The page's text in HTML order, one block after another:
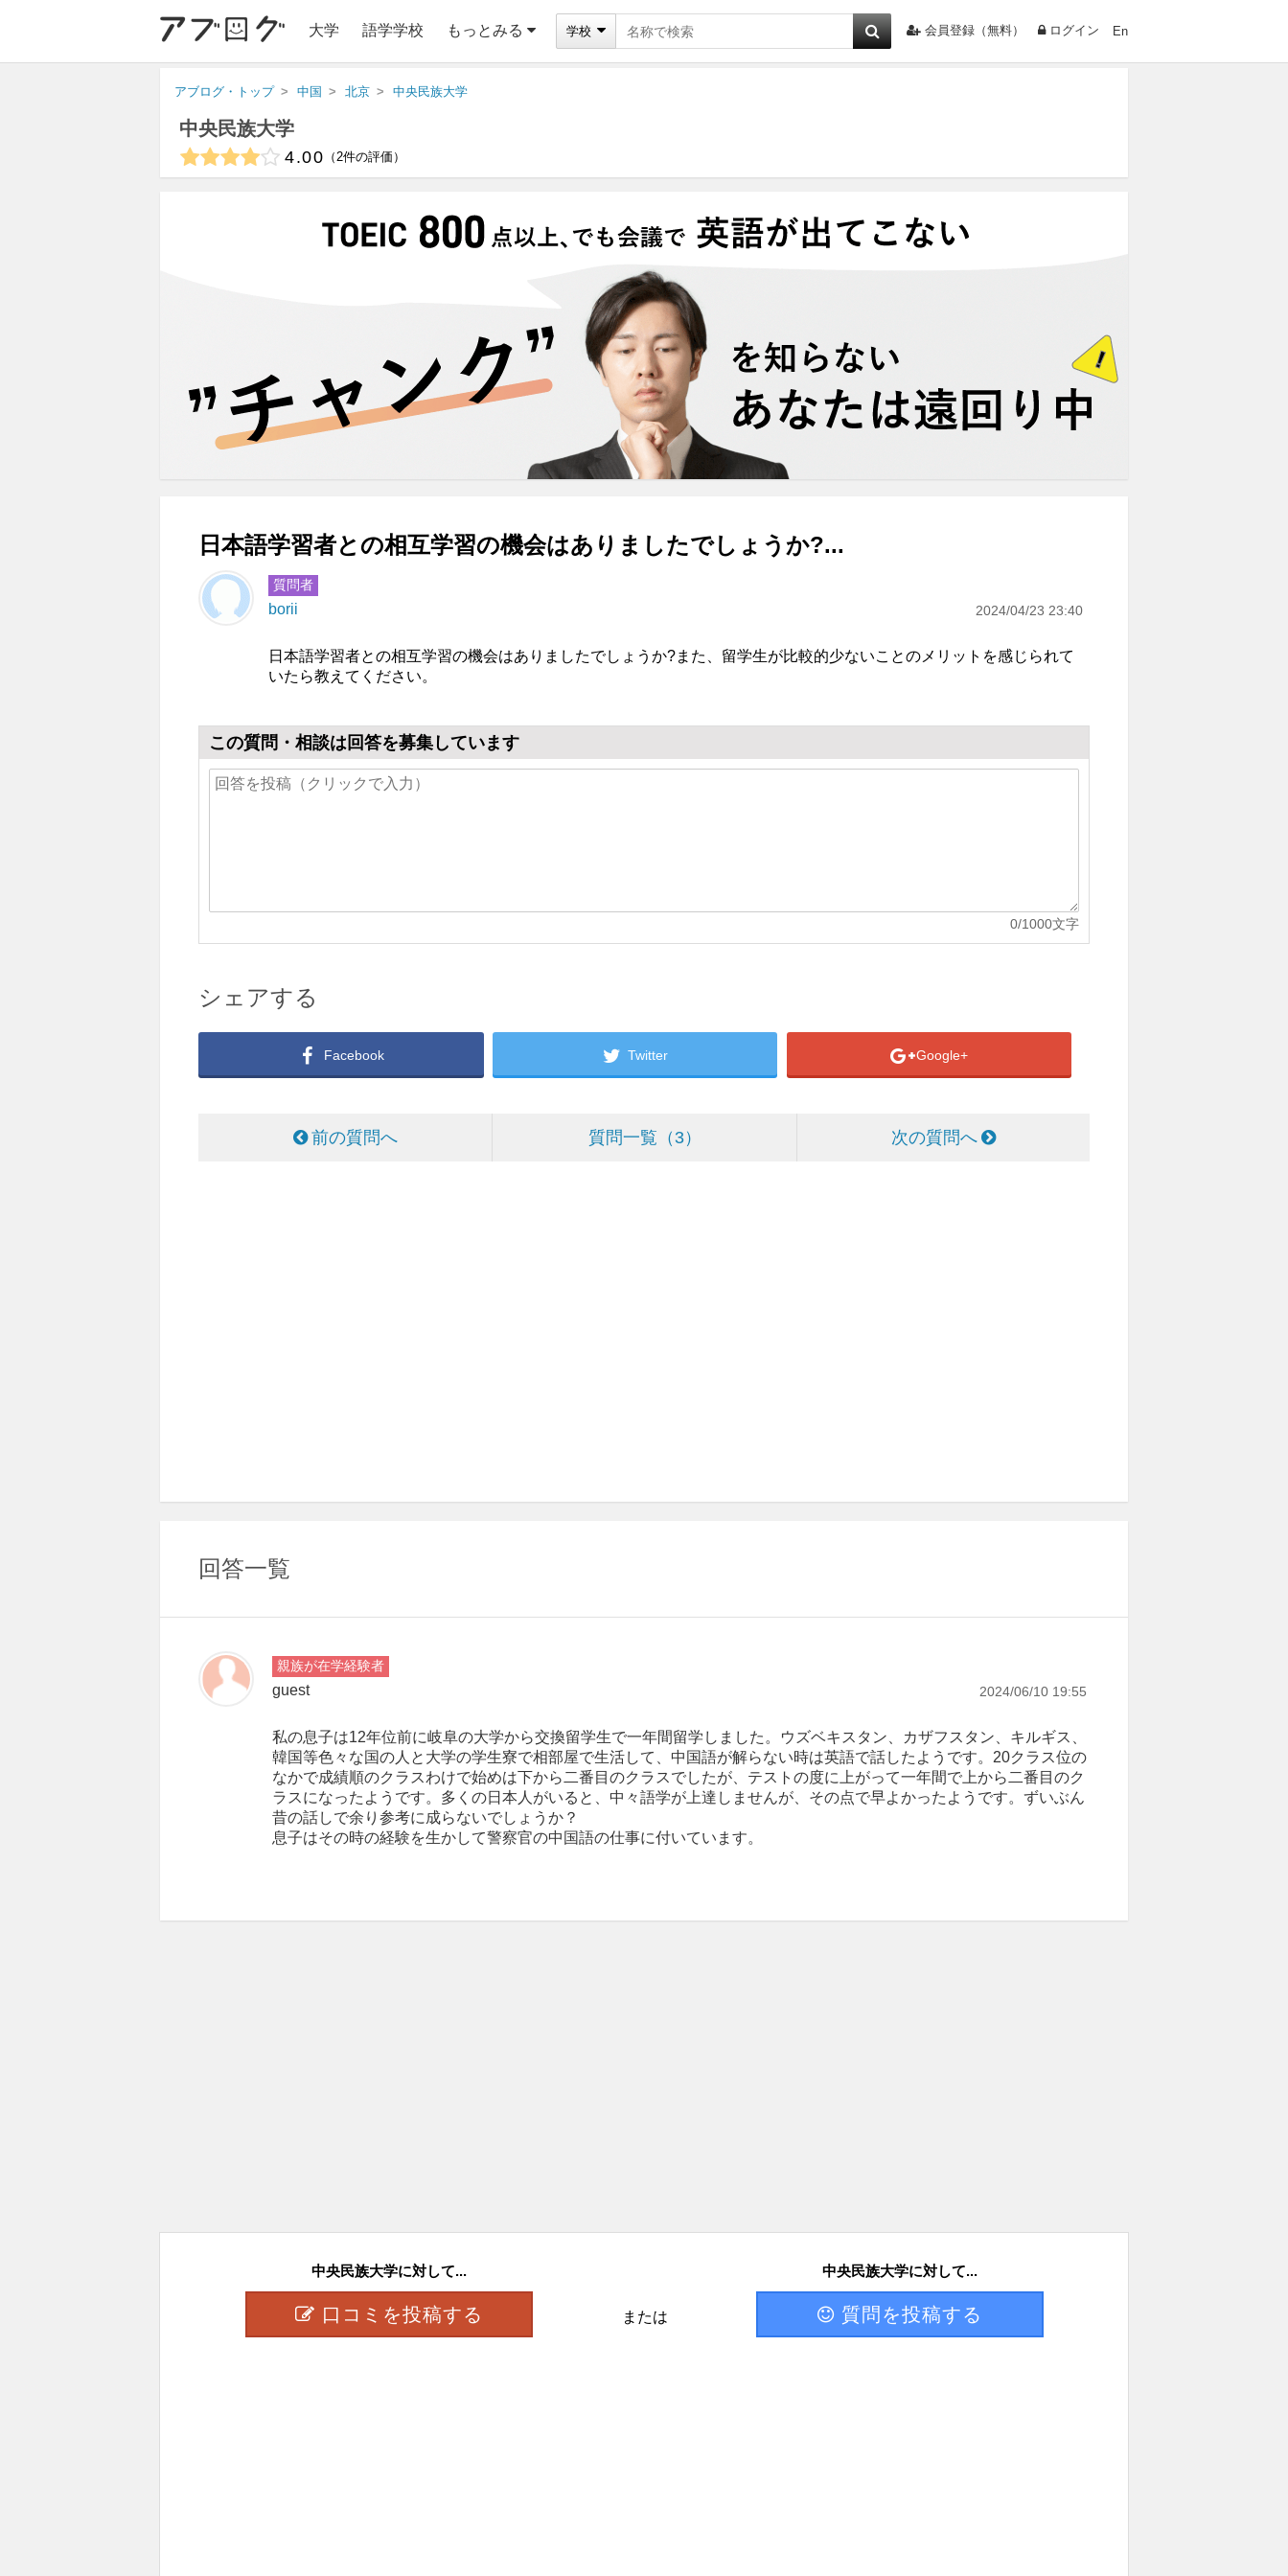
大学 語学学校 もっとみる 学校 会員登録（無料） ログイン En
アブログ・トップ 中国 北京 中央民族大学
中央民族大学
4.00 2件の評価
日本語学習者との相互学習の機会はありましたでしょうか?...
質問者
borii 2024/04/23 23:40
日本語学習者との相互学習の機会はありましたでしょうか?また、留学生が比較的少ないことのメリットを感じられて
いたら教えてください。
この質問・相談は回答を募集しています
0/1000文字
シェアする
Facebook Twitter Google+
前の質問へ 質問一覧 3 次の質問へ
回答一覧
親族が在学経験者
guest 2024/06/10 19:55
私の息子は12年位前に岐阜の大学から交換留学生で一年間留学しました。ウズベキスタン、カザフスタン、キルギス、
韓国等色々な国の人と大学の学生寮で相部屋で生活して、中国語が解らない時は英語で話したようです。20クラス位の
なかで成績順のクラスわけで始めは下から二番目のクラスでしたが、テストの度に上がって一年間で上から二番目のク
ラスになったようです。多くの日本人がいると、中々語学が上達しませんが、その点で早よかったようです。ずいぶん
昔の話しで余り参考に成らないでしょうか？
息子はその時の経験を生かして警察官の中国語の仕事に付いています。
中央民族大学に対して...
口コミを投稿する または
中央民族大学に対して...
質問を投稿する